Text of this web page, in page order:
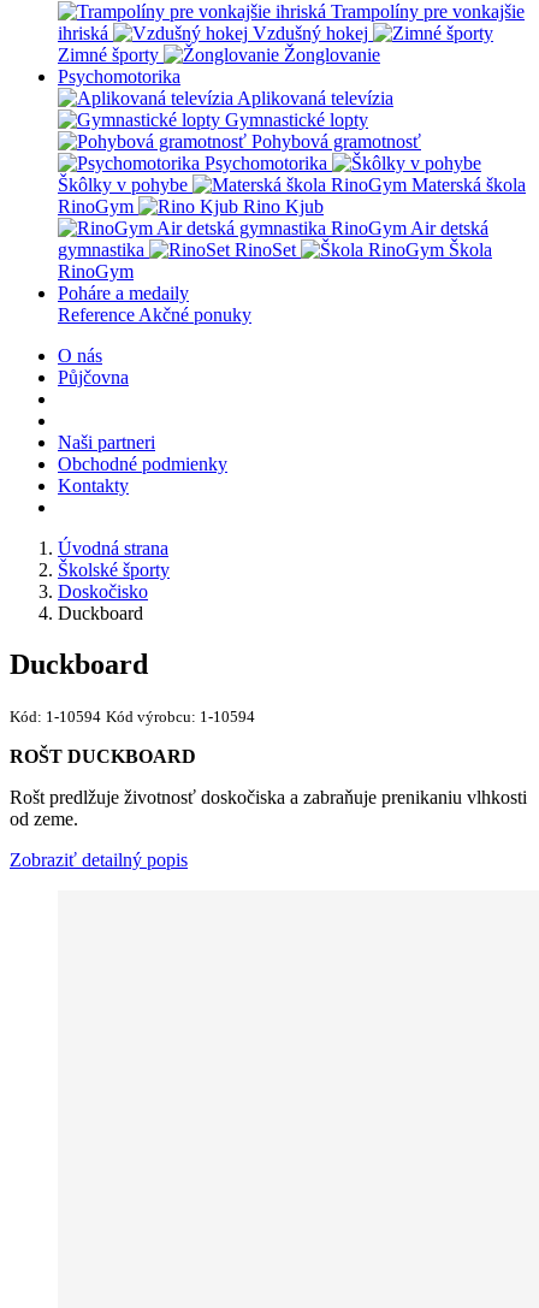
Trampolíny pre vonkajšie
ihriská
Vzdušný hokej
Zimné športy
Žonglovanie
Psychomotorika
Aplikovaná televízia
Gymnastické lopty
Pohybová gramotnosť
Psychomotorika
Škôlky v pohybe
Materská škola
RinoGym
Rino Kjub
RinoGym Air detská
gymnastika
RinoSet
Škola
RinoGym
Poháre a medaily
Reference Akčné ponuky
O nás
Půjčovna
Naši partneri
Obchodné podmienky
Kontakty
Úvodná strana
Školské športy
Doskočisko
Duckboard
Duckboard
Kód: 1-10594 Kód výrobcu: 1-10594
ROŠT DUCKBOARD
Rošt predlžuje životnosť doskočiska a zabraňuje prenikaniu vlhkosti
od zeme.
Zobraziť detailný popis